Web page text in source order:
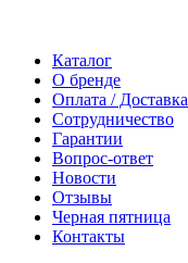
Каталог
О бренде
Оплата / Доставка
Сотрудничество
Гарантии
Вопрос-ответ
Новости
Отзывы
Черная пятница
Контакты